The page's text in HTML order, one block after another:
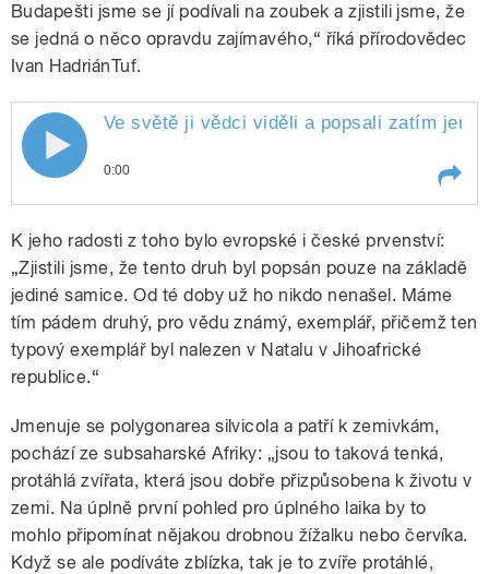
Budapešti jsme se jí podívali na zoubek a zjistili jsme, že
se jedná o něco opravdu zajímavého,“ říká přírodovědec
Ivan HadriánTuf.
Ve světě ji vědci viděli a popsali zatím
jen dvakrát. Poprvé v roce 1955 v
Jihoafrické republice. Podruhé po
šedesáti letech v Olomouci. Na
stonožku se podívala i Blanka
Mazalová
pause
Ve světě ji vědci viděli a popsali zatím jen
0:00
zatím jen dvakrát. Poprvé v roce
1955 v Jihoafrické republice.
Podruhé po šedesáti letech v
Olomouci. Na stonožku se
podívala i Blanka
K jeho radosti z toho bylo evropské i české prvenství:
„Zjistili jsme, že tento druh byl popsán pouze na základě
jediné samice. Od té doby už ho nikdo nenašel. Máme
tím pádem druhý, pro vědu známý, exemplář, přičemž ten
typový exemplář byl nalezen v Natalu v Jihoafrické
republice.“
Jmenuje se polygonarea silvicola a patří k zemivkám,
pochází ze subsaharské Afriky: „jsou to taková tenká,
protáhlá zvířata, která jsou dobře přizpůsobena k životu v
zemi. Na úplně první pohled pro úplného laika by to
mohlo připomínat nějakou drobnou žížalku nebo červíka.
Když se ale podíváte zblízka, tak je to zvíře protáhlé,